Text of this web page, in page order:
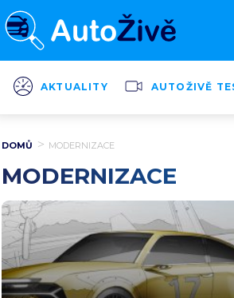
AKTUALITY AUTOŽIVĚ
DOMŮ MODERNIZACE
MODERNIZACE